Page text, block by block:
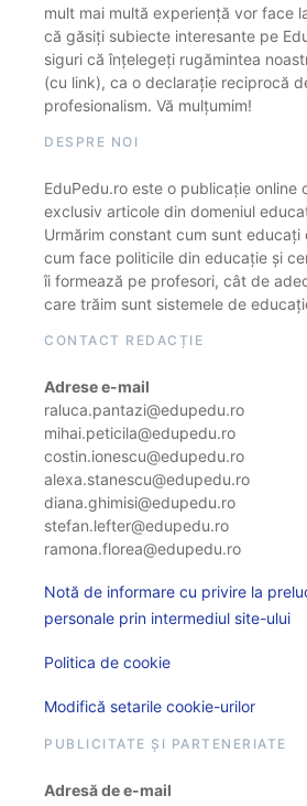
mult mai multă experiență vor face
că găsiți subiecte interesante pe
siguri că înțelegeți rugămintea
(cu link), ca o declarație reciprocă
profesionalism. Vă mulțumim!
DESPRE NOI
EduPedu.ro este o publicație online
exclusiv articole din domeniul
Urmărim constant cum sunt educați
cum face politicile din educație și
îi formează pe profesori, cât de
care trăim sunt sistemele de
CONTACT REDACȚIE
Adrese e-mail
raluca.pantazi@edupedu.ro
mihai.peticila@edupedu.ro
costin.ionescu@edupedu.ro
alexa.stanescu@edupedu.ro
diana.ghimisi@edupedu.ro
stefan.lefter@edupedu.ro
ramona.florea@edupedu.ro
Notă de informare cu privire la
personale prin intermediul site-ului
Politica de cookie
Modifică setarile cookie-urilor
PUBLICITATE ȘI PARTENERIATE
Adresă de e-mail